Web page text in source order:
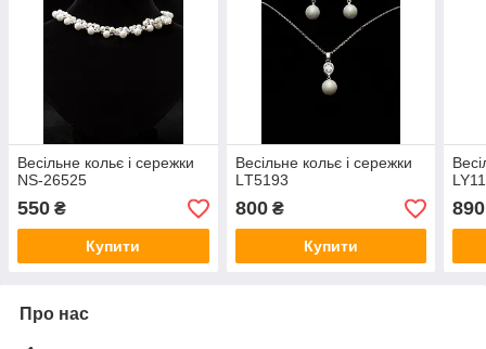
Весільне кольє і сережки
NS-26525
550 ₴
Купити
Весільне кольє і сережки
LТ5193
800₴
Купити
890
Про нас